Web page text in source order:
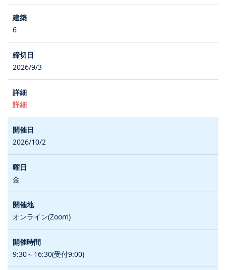
6
2026/9/3
詳細
2026/10/2
金
オンライン(Zoom)
9:30～16:30(受付9:00)